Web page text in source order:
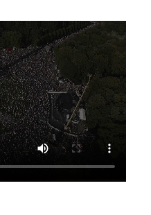
Deutschland den Austritt
nach Rüstungsdeal als
Sicherheit schaffen,
asien/nato-
#Sicherheit